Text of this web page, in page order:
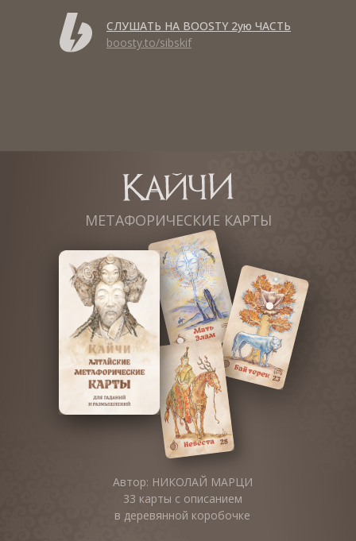
boosty.to/sibskif
СЛУШАТЬ НА BOOSTY 2ую ЧАСТЬ
МЕТАФОРИЧЕСКИЕ КАРТЫ
Автор: НИКОЛАЙ МАРЦИ
33 карты с описанием
в деревянной коробочке